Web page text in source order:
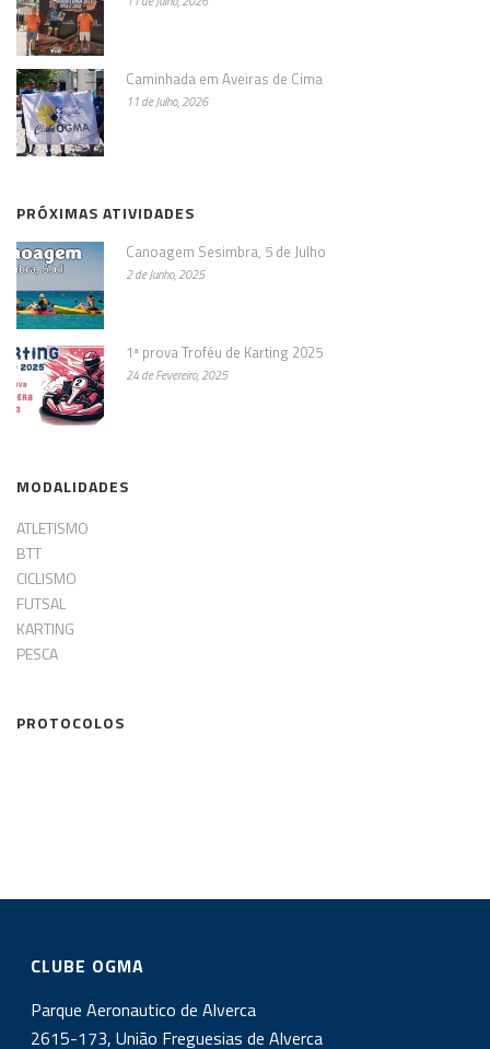
Caminhada em Aveiras de Cima
11 de Julho, 2026
PRÓXIMAS ATIVIDADES
Canoagem Sesimbra, 5 de Julho
2 de Junho, 2025
1ª prova Troféu de Karting 2025
24 de Fevereiro, 2025
MODALIDADES
ATLETISMO
BTT
CICLISMO
FUTSAL
KARTING
PESCA
PROTOCOLOS
CLUBE OGMA
Parque Aeronautico de Alverca
2615-173, União Freguesias de Alverca